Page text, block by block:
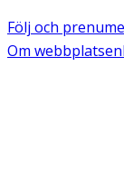
Följ och
Om webbplatsen